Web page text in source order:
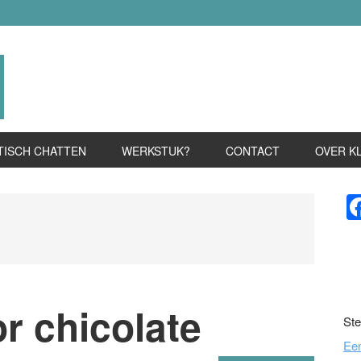
CHATTEN WERKSTUK? CONTACT OVER
chicolate